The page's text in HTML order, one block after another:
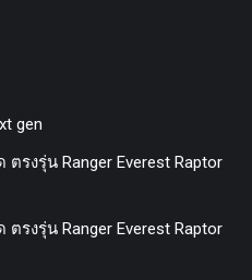
gen
รงรุ่น Ranger Everest Raptor
รงรุ่น Ranger Everest Raptor